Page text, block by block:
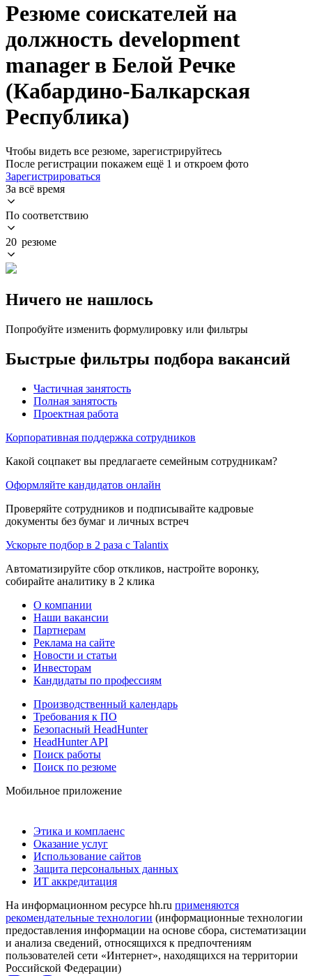
Резюме соискателей на
должность development
manager в Белой Речке
(Кабардино-Балкарская
Республика)
Чтобы видеть все резюме, зарегистрируйтесь
После регистрации покажем ещё 1 и откроем фото
Зарегистрироваться
За всё время
По соответствию
20 резюме
Ничего не нашлось
Попробуйте изменить формулировку или фильтры
Быстрые фильтры подбора вакансий
Частичная занятость
Полная занятость
Проектная работа
Корпоративная поддержка сотрудников
Какой соцпакет вы предлагаете семейным сотрудникам?
Оформляйте кандидатов онлайн
Проверяйте сотрудников и подписывайте кадровые
документы без бумаг и личных встреч
Ускорьте подбор в 2 раза с Talantix
Автоматизируйте сбор откликов, настройте воронку,
собирайте аналитику в 2 клика
О компании
Наши вакансии
Партнерам
Реклама на сайте
Новости и статьи
Инвесторам
Кандидаты по профессиям
Производственный календарь
Требования к ПО
Безопасный HeadHunter
HeadHunter API
Поиск работы
Поиск по резюме
Мобильное приложение
Этика и комплаенс
Оказание услуг
Использование сайтов
Защита персональных данных
ИТ аккредитация
На информационном ресурсе hh.ru применяются
рекомендательные технологии (информационные технологии
предоставления информации на основе сбора, систематизации
и анализа сведений, относящихся к предпочтениям
пользователей сети «Интернет», находящихся на территории
Российской Федерации)